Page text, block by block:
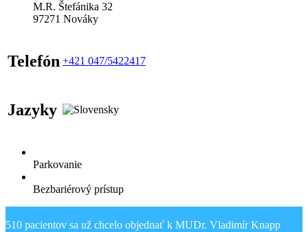
M.R. Štefánika 32
97271 Nováky
Telefón +421 047/5422417
Jazyky
Parkovanie
Bezbariérový prístup
510 pacientov sa už chcelo objednať k MUDr. Vladimír Knapp